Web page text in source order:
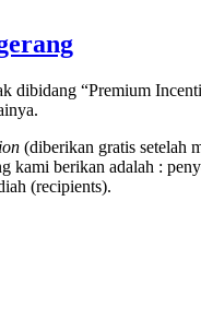
dibidang “Premium
(diberikan gratis setelah
berikan adalah :
(recipients).